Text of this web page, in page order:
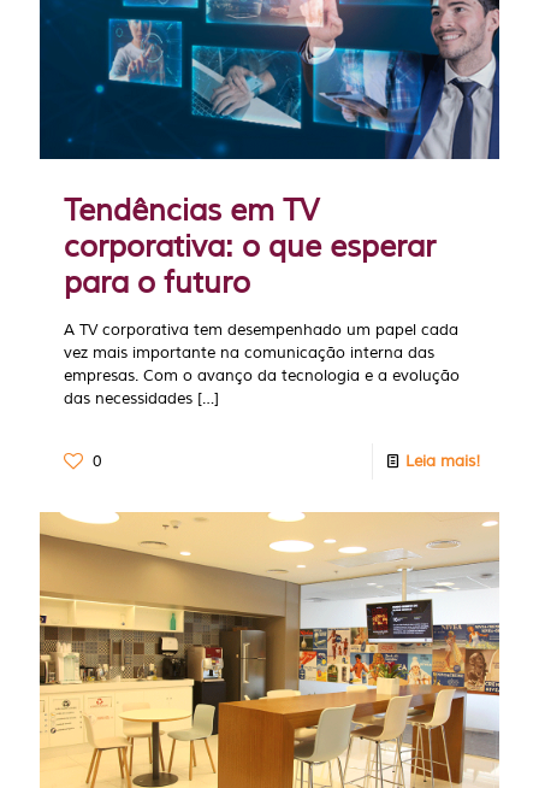
Tendências em TV
corporativa: o que esperar
para o futuro
A TV corporativa tem desempenhado um papel cada
vez mais importante na comunicação interna das
empresas. Com o avanço da tecnologia e a evolução
das necessidades […]
0 Leia mais!